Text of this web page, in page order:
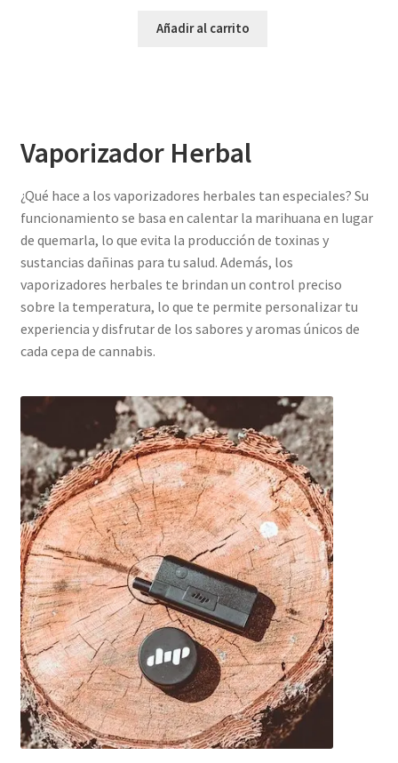
Añadir al carrito
Vaporizador Herbal
¿Qué hace a los vaporizadores herbales tan especiales? Su
funcionamiento se basa en calentar la marihuana en lugar
de quemarla, lo que evita la producción de toxinas y
sustancias dañinas para tu salud. Además, los
vaporizadores herbales te brindan un control preciso
sobre la temperatura, lo que te permite personalizar tu
experiencia y disfrutar de los sabores y aromas únicos de
cada cepa de cannabis.